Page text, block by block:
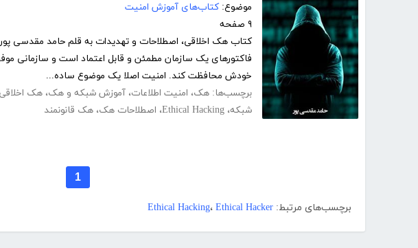
موضوع: کتاب‌های آموزش امنیت
۹ صفحه
کتاب هک اخلاقی، اصطلاحات و تهدیدات به قلم حامد مقدسی
فاکتورهای یک سازمان مطمئن و قابل اعتماد است و سازمانی
خودش محافظت کند. امنیت اصلا یک موضوع ساده...
برچسب‌ها: هک، امنیت اطلاعات، آموزش شبکه و هک، هک اخلاقی
شبکه، Ethical Hacking، اصطلاحات هک، هک قانونمند
1
برچسب‌های مرتبط: Ethical Hacking، Ethical Hacker